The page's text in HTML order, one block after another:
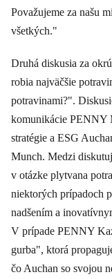
Považujeme za našu
všetkých."
Druhá diskusia za
robia najväčšie
potravinami?".
komunikácie PENNY
stratégie a ESG
Munch. Medzi
v otázke plytvana
niektorých prípadoch
nadšením a
V prípade PENNY
gurba", ktorá
čo Auchan so svojou